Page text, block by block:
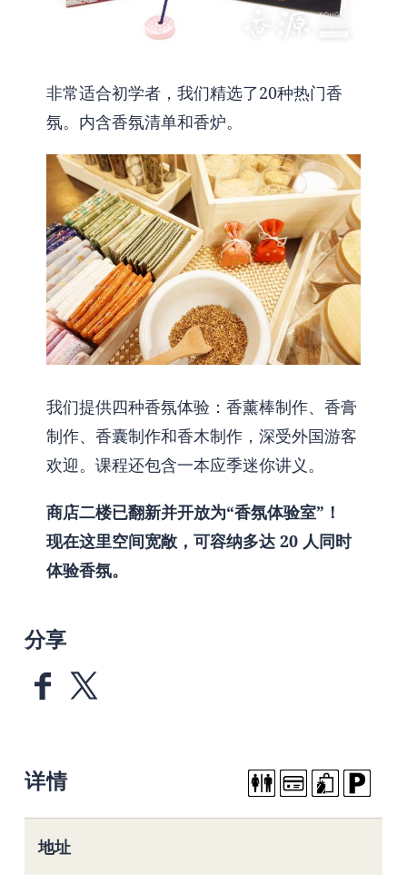
非常适合初学者，我们精选了20种热门香
氛。内含香氛清单和香炉。
我们提供四种香氛体验：香薰棒制作、香膏
制作、香囊制作和香木制作，深受外国游客
欢迎。课程还包含一本应季迷你讲义。
商店二楼已翻新并开放为“香氛体验室”！
现在这里空间宽敞，可容纳多达 20 人同时
体验香氛。
分享
详情
地址